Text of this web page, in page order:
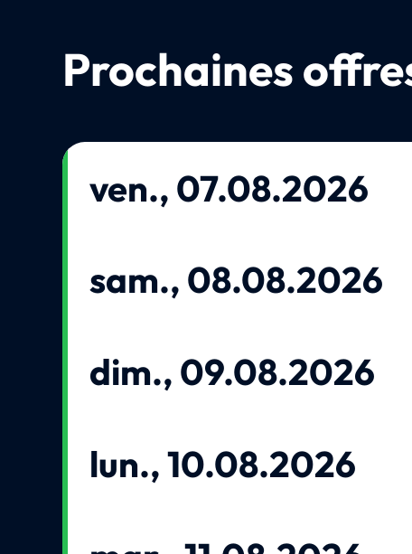
Prochaines
ven., 07.08.2026
sam., 08.08.2026
dim., 09.08.2026
lun., 10.08.2026